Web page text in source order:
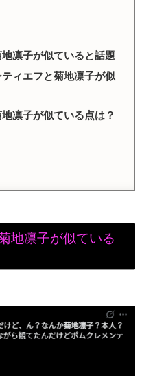
凛子が似ていると話題
ティエフと菊地凛子が似
凛子が似ている点は？
地凛子が似ている